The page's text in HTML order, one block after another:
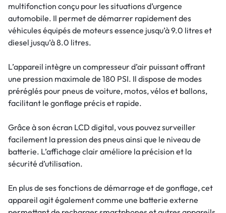
multifonction conçu pour les situations d’urgence
automobile. Il permet de démarrer rapidement des
véhicules équipés de moteurs essence jusqu’à 9.0 litres et
diesel jusqu’à 8.0 litres.
L’appareil intègre un compresseur d’air puissant offrant
une pression maximale de 180 PSI. Il dispose de modes
préréglés pour pneus de voiture, motos, vélos et ballons,
facilitant le gonflage précis et rapide.
Grâce à son écran LCD digital, vous pouvez surveiller
facilement la pression des pneus ainsi que le niveau de
batterie. L’affichage clair améliore la précision et la
sécurité d’utilisation.
En plus de ses fonctions de démarrage et de gonflage, cet
appareil agit également comme une batterie externe